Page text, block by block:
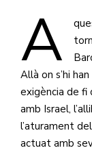
A
Allà on s’hi
exigència de fi
amb Israel,
l’aturament
actuat amb